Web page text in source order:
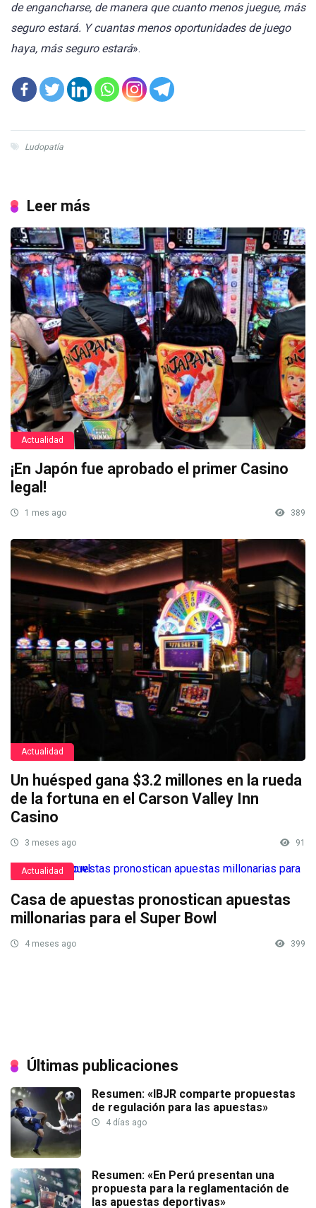
de engancharse, de manera que cuanto menos juegue, más
seguro estará. Y cuantas menos oportunidades de juego
haya, más seguro estará».
Ludopatía
Leer más
Actualidad
¡En Japón fue aprobado el primer Casino
legal!
1 mes ago 389
Actualidad
Un huésped gana $3.2 millones en la rueda
de la fortuna en el Carson Valley Inn
Casino
3 meses ago 91
Actualidad
Casa de apuestas pronostican apuestas
millonarias para el Super Bowl
4 meses ago 399
Últimas publicaciones
Resumen: «IBJR comparte propuestas
de regulación para las apuestas»
4 días ago
Resumen: «En Perú presentan una
propuesta para la reglamentación de
las apuestas deportivas»